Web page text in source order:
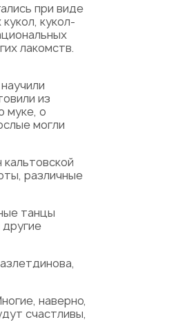
при виде
кукол-
лакомств.
из
муке, о
могли
различные
танцы
наверно,
счастливы,